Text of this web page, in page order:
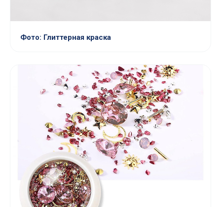
Фото: Глиттерная краска